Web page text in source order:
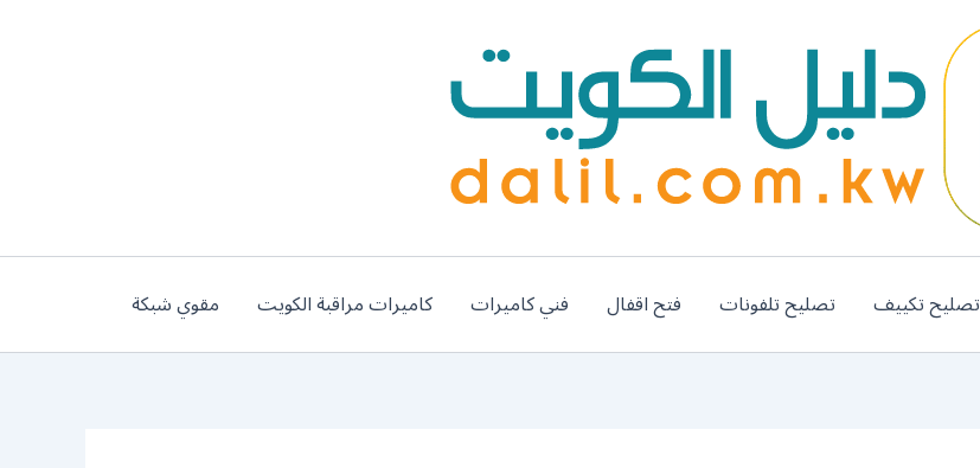
تصليح تكييف تصليح تلفونات فتح اقفال فني كاميرات كاميرات مراقبة الكويت مقوي شبكة